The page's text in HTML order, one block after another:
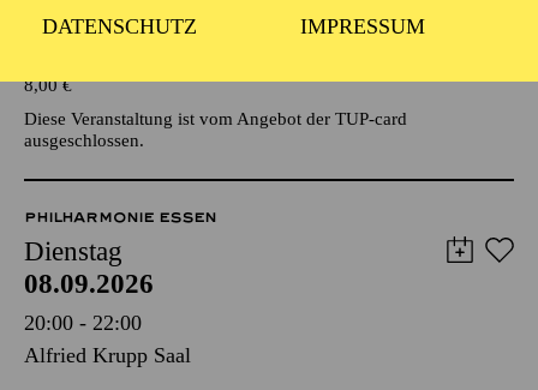
DATENSCHUTZ IMPRESSUM
8,00€
Diese Veranstaltung ist vom Angebot der TUP-card
ausgeschlossen.
PHILHARMONIE ESSEN
Dienstag
08.09.2026
20:00 - 22:00
Alfried Krupp Saal